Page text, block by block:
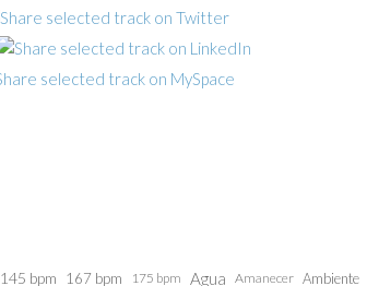
145 bpm 167 bpm 175 bpm Agua Amanecer Ambiente